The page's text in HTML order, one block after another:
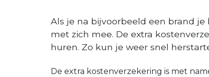
Als je na bijvoorbeeld een brand
met zich mee. De extra
huren. Zo kun je weer snel
De extra kostenverzekering is met